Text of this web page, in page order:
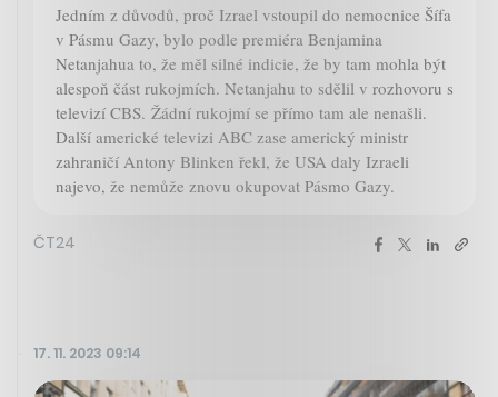
Jedním z důvodů, proč Izrael vstoupil do nemocnice Šífa
v Pásmu Gazy, bylo podle premiéra Benjamina
Netanjahua to, že měl silné indicie, že by tam mohla být
alespoň část rukojmích. Netanjahu to sdělil v rozhovoru s
televizí CBS. Žádní rukojmí se přímo tam ale nenašli.
Další americké televizi ABC zase americký ministr
zahraničí Antony Blinken řekl, že USA daly Izraeli
najevo, že nemůže znovu okupovat Pásmo Gazy.
ČT24
17. 11. 2023 09:14